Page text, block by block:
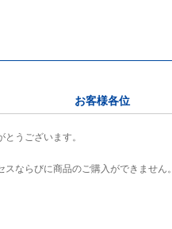
お客様各位
うございます。
ならびに商品のご購入ができません。